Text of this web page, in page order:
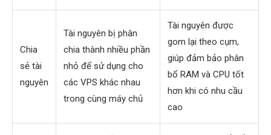
Chia
sẻ tài
nguyên
Tài nguyên bị phân
chia thành nhiều phần
nhỏ để sử dụng cho
các VPS khác nhau
trong cùng máy chủ
Tài nguyên được
gom lại theo cụm,
giúp đảm bảo phân
bổ RAM và CPU tốt
hơn khi có nhu cầu
cao